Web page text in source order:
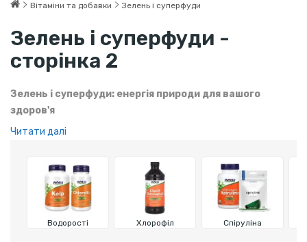
Вітаміни та добавки Зелень і суперфуди
Зелень і суперфуди -
сторінка 2
Зелень і суперфуди: енергія природи для вашого
здоров'я
Зелень і суперфуди — це природні добавки, які підтримують
сприяють детоксикації, покращують травлення та імунітет,
знижують запалення і допомагають збільшити фізичну
витривалість.
Читати далі
Водорості Хлорофіл Спіруліна